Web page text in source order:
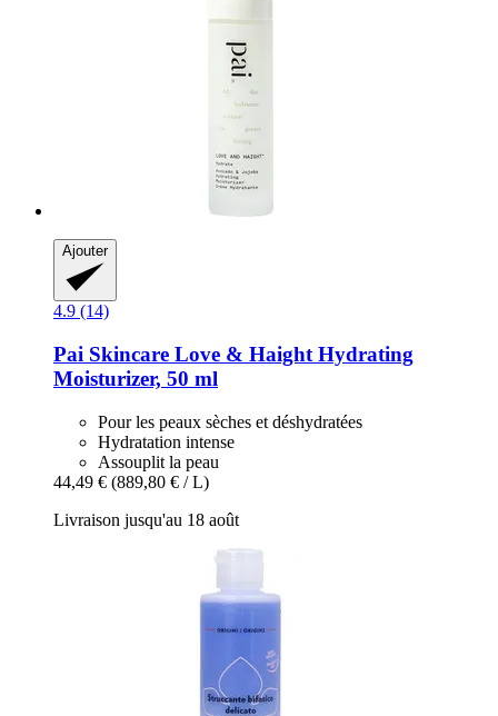
Ajouter
4.9 (14)
Pai Skincare Love & Haight Hydrating
Moisturizer, 50 ml
Pour les peaux sèches et déshydratées
Hydratation intense
Assouplit la peau
44,49 € (889,80 € / L)
Livraison jusqu'au 18 août